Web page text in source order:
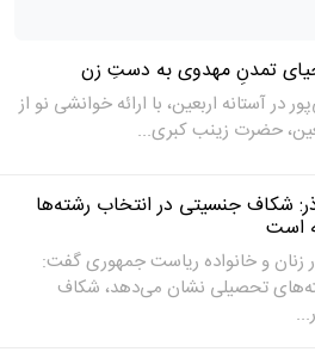
تمدنِ مهدوی به دستِ زن
در آستانه اربعین، با ارائه خوانشی نو از
حضرت زینب کبری...
شکاف جنسیتی در انتخاب رشته‌ها
است
زنان و خانواده ریاست جمهوری گفت:
تحصیلی نشان می‌دهد، شکاف